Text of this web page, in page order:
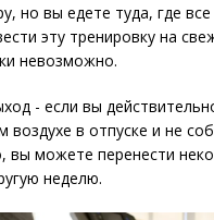
но вы едете туда, где
эту тренировку на
невозможно.
- если вы
воздухе в отпуске и не
вы можете перенести
неделю.